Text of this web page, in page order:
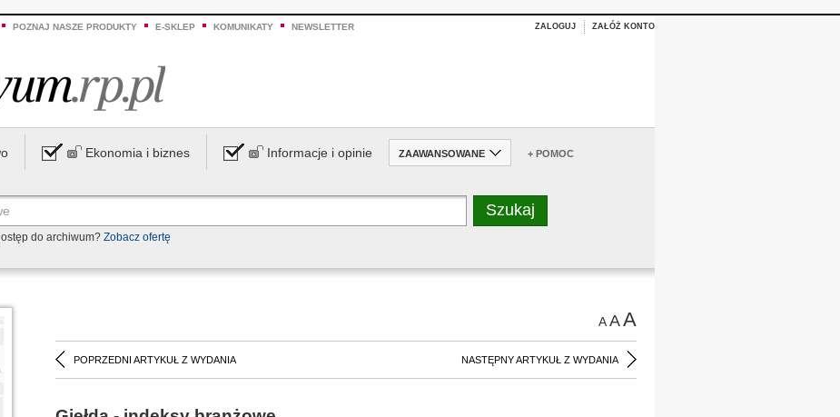
POZNAJ NASZE PRODUKTY E-SKLEP KOMUNIKATY NEWSLETTER ZALOGUJ ZAŁÓŻ KONTO
Ekonomia i biznes Informacje i opinie ZAAWANSOWANE + POMOC
do archiwum? Zobacz ofertę
AAA
POPRZEDNI ARTYKUŁ Z WYDANIA NASTĘPNY ARTYKUŁ Z WYDANIA